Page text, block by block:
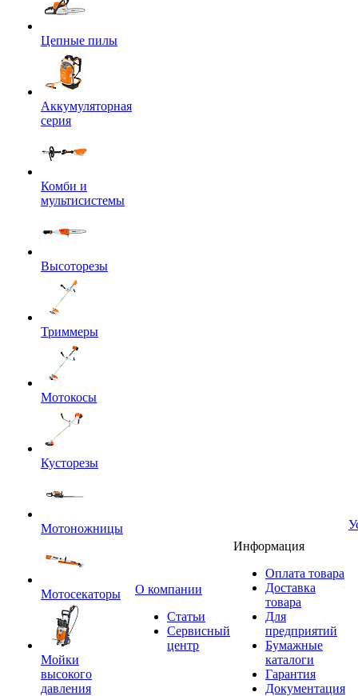
Цепные пилы
Аккумуляторная
серия
Комби и
мультисистемы
Высоторезы
Триммеры
Мотокосы
Кусторезы
Мотоножницы
Мотосекаторы
Мойки
высокого
давления
O компании
Статьи
Сервисный
центр
Информация
Оплата товара
Доставка
товара
Для
предприятий
Бумажные
каталоги
Гарантия
Документация